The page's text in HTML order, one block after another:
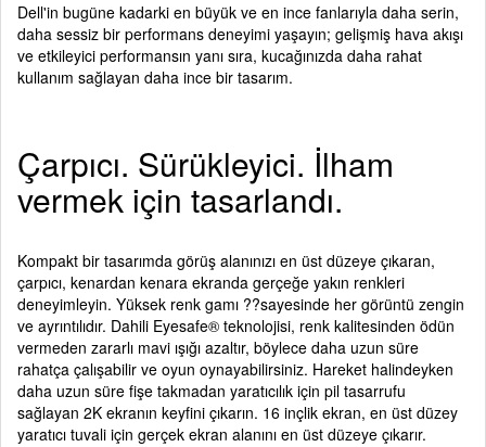
Dell'in bugüne kadarki en büyük ve en ince fanlarıyla daha serin,
daha sessiz bir performans deneyimi yaşayın; gelişmiş hava akışı
ve etkileyici performansın yanı sıra, kucağınızda daha rahat
kullanım sağlayan daha ince bir tasarım.
Çarpıcı. Sürükleyici. İlham
vermek için tasarlandı.
Kompakt bir tasarımda görüş alanınızı en üst düzeye çıkaran,
çarpıcı, kenardan kenara ekranda gerçeğe yakın renkleri
deneyimleyin. Yüksek renk gamı ??sayesinde her görüntü zengin
ve ayrıntılıdır. Dahili Eyesafe® teknolojisi, renk kalitesinden ödün
vermeden zararlı mavi ışığı azaltır, böylece daha uzun süre
rahatça çalışabilir ve oyun oynayabilirsiniz. Hareket halindeyken
daha uzun süre fişe takmadan yaratıcılık için pil tasarrufu
sağlayan 2K ekranın keyfini çıkarın. 16 inçlik ekran, en üst düzey
yaratıcı tuvali için gerçek ekran alanını en üst düzeye çıkarır.